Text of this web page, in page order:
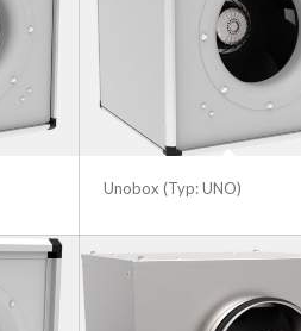
Unobox (Typ: UNO)